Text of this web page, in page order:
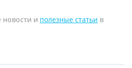
новости и полезные статьи в